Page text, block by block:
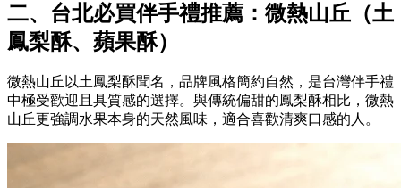
二、台北必買伴手禮推薦：微熱山丘（土
鳳梨酥、蘋果酥）
微熱山丘以土鳳梨酥聞名，品牌風格簡約自然，是台灣伴手禮
中極受歡迎且具質感的選擇。與傳統偏甜的鳳梨酥相比，微熱
山丘更強調水果本身的天然風味，適合喜歡清爽口感的人。